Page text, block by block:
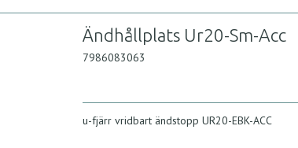
Ändhållplats Ur20-Sm-Acc
7986083063
u-fjärr vridbart ändstopp UR20-EBK-ACC